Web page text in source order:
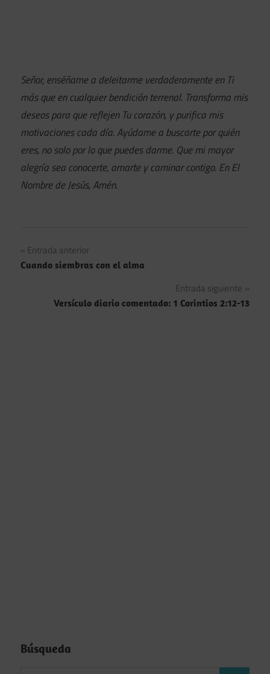
Señor, enséñame a deleitarme verdaderamente en Ti
más que en cualquier bendición terrenal. Transforma mis
deseos para que reflejen Tu corazón, y purifica mis
motivaciones cada día. Ayúdame a buscarte por quién
eres, no solo por lo que puedes darme. Que mi mayor
alegría sea conocerte, amarte y caminar contigo. En El
Nombre de Jesús, Amén.
Navegación
de
entradas
Entrada anterior
Cuando siembras con el alma
Entrada siguiente
Versículo diario comentado: 1 Corintios 2:12-13
Búsqueda